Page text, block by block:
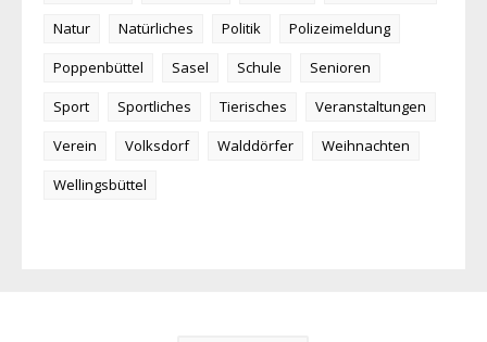
Natur
Natürliches Politik
Polizeimeldung
Poppenbüttel
Sasel Schule
Senioren
Sport
Sportliches Tierisches
Veranstaltungen
Verein
Volksdorf Walddörfer
Weihnachten
Wellingsbüttel